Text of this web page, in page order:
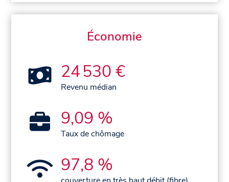
Économie
24 530 €
Revenu médian
9,09 %
Taux de chômage
97,8 %